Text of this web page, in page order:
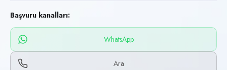
Son geçerlilik
9 Eylül 2026
Başvuru kanalları
WhatsApp, Telegram, Telefon
Başvuru kanalları:
WhatsApp
Ara